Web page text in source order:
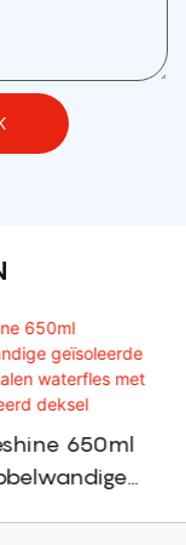
650ml